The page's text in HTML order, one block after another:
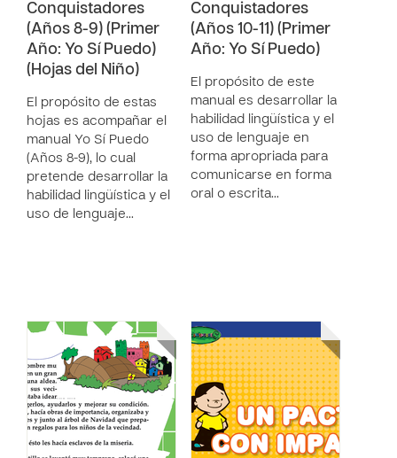
Conquistadores
(Años 8-9) (Primer
Año: Yo Sí Puedo)
(Hojas del Niño)
El propósito de estas
hojas es acompañar el
manual Yo Sí Puedo
(Años 8-9), lo cual
pretende desarrollar la
habilidad lingüística y el
uso de lenguaje…
Conquistadores
(Años 10-11) (Primer
Año: Yo Sí Puedo)
El propósito de este
manual es desarrollar la
habilidad lingüística y el
uso de lenguaje en
forma apropriada para
comunicarse en forma
oral o escrita…